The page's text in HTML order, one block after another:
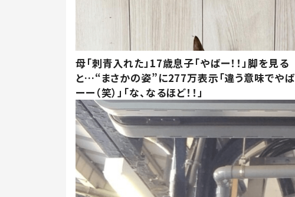
母「刺青入れた」17歳息子「やばー！！」脚を見る
と…“まさかの姿”に277万表示「違う意味でやば
ーー（笑）」「な、なるほど！！」